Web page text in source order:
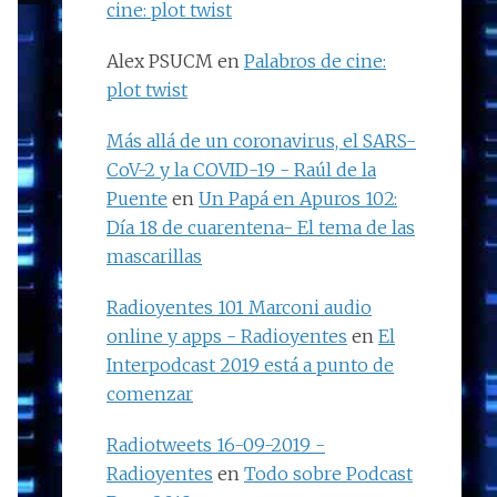
cine: plot twist
Alex PSUCM en Palabros de cine:
plot twist
Más allá de un coronavirus, el SARS-
CoV-2 y la COVID-19 - Raúl de la
Puente en Un Papá en Apuros 102:
Día 18 de cuarentena- El tema de las
mascarillas
Radioyentes 101 Marconi audio
online y apps - Radioyentes en El
Interpodcast 2019 está a punto de
comenzar
Radiotweets 16-09-2019 -
Radioyentes en Todo sobre Podcast